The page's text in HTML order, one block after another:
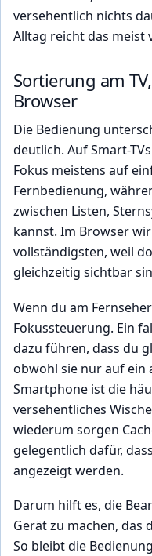
versehentlich nichts
Alltag reicht das meist
Sortierung am
Browser
Die Bedienung
deutlich. Auf Smart-
Fokus meistens auf
Fernbedienung,
zwischen Listen,
kannst. Im Browser
vollständigsten, weil
gleichzeitig sichtbar
Wenn du am
Fokussteuerung. Ein
dazu führen, dass du
obwohl sie nur auf ein
Smartphone ist die
versehentliches
wiederum sorgen
gelegentlich dafür,
angezeigt werden.
Darum hilft es, die
Gerät zu machen, das
So bleibt die